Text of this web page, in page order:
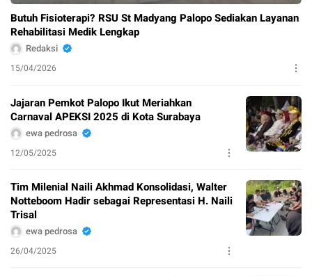
Butuh Fisioterapi? RSU St Madyang Palopo Sediakan Layanan
Rehabilitasi Medik Lengkap
Redaksi
15/04/2026
Jajaran Pemkot Palopo Ikut Meriahkan
Carnaval APEKSI 2025 di Kota Surabaya
ewa pedrosa
12/05/2025
Tim Milenial Naili Akhmad Konsolidasi, Walter
Notteboom Hadir sebagai Representasi H. Naili
Trisal
ewa pedrosa
26/04/2025